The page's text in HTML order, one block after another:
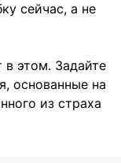
сейчас, а не
в этом. Задайте
основанные на
из страха